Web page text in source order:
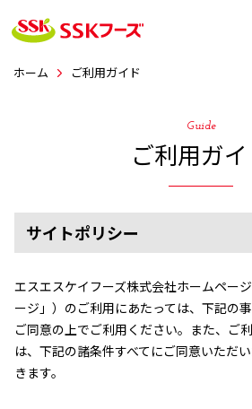
ホーム ご利用ガイド
Guide
ご利用ガ
サイトポリシー
エスエスケイフーズ株式会社ホームペー
ージ」）のご利用にあたっては、下記の
ご同意の上でご利用ください。また、ご
は、下記の諸条件すべてにご同意いただ
きます。